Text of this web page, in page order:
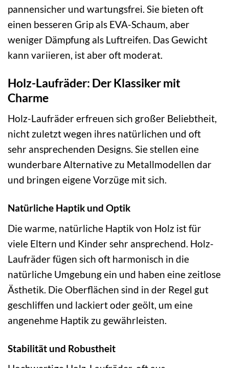
pannensicher und wartungsfrei. Sie bieten oft
einen besseren Grip als EVA-Schaum, aber
weniger Dämpfung als Luftreifen. Das Gewicht
kann variieren, ist aber oft moderat.
Holz-Laufräder: Der Klassiker mit
Charme
Holz-Laufräder erfreuen sich großer Beliebtheit,
nicht zuletzt wegen ihres natürlichen und oft
sehr ansprechenden Designs. Sie stellen eine
wunderbare Alternative zu Metallmodellen dar
und bringen eigene Vorzüge mit sich.
Natürliche Haptik und Optik
Die warme, natürliche Haptik von Holz ist für
viele Eltern und Kinder sehr ansprechend. Holz-
Laufräder fügen sich oft harmonisch in die
natürliche Umgebung ein und haben eine zeitlose
Ästhetik. Die Oberflächen sind in der Regel gut
geschliffen und lackiert oder geölt, um eine
angenehme Haptik zu gewährleisten.
Stabilität und Robustheit